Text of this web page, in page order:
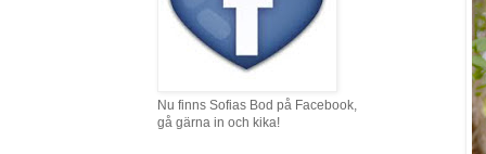
Nu finns Sofias Bod på Facebook,
gå gärna in och kika!